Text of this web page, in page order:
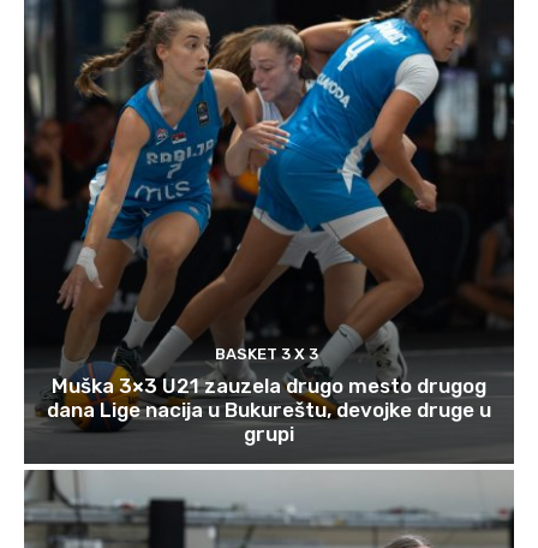
BASKET 3 X 3
Muška 3×3 U21 zauzela drugo mesto drugog
dana Lige nacija u Bukureštu, devojke druge u
grupi